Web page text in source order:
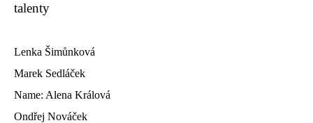
talenty
Lenka Šimůnková
Marek Sedláček
Name: Alena Králová
Ondřej Nováček